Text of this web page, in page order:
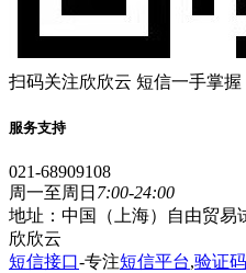
扫码关注欣欣云 短信一手掌握
服务支持
021-68909108
周一至周日 7:00-24:00
地址：中国（上海）自由贸易
欣欣云
短信接口-专注短信平台,验证